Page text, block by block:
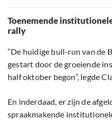
Toenemende
rally
“De huidige bull-run van de
gestart door de groeiende
half oktober begon”, legde
En inderdaad, er zijn de
spraakmakende